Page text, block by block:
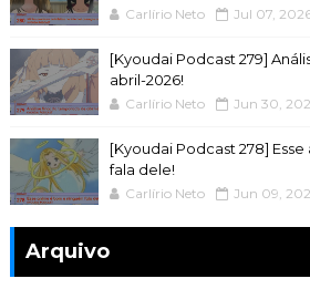
Carlírio Neto Jul 07,
[Kyoudai Podcast 279]
abril-2026!
Carlírio Neto Jun 30,
[Kyoudai Podcast 278]
fala dele!
Carlírio Neto Jun 09,
Arquivo